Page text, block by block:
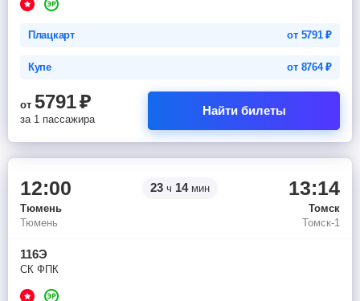
Плацкарт от 5791₽
Купе от 8764₽
от 5791₽
за 1 пассажира
Найти билеты
12:00 23 ч 14мин 13:14
Тюмень
Томск
Тюмень
Томск-1
116Э
СК ФПК